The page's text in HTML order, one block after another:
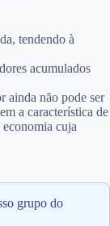
tendendo à
acumulados
ainda não pode ser
a característica de
economia cuja
grupo do